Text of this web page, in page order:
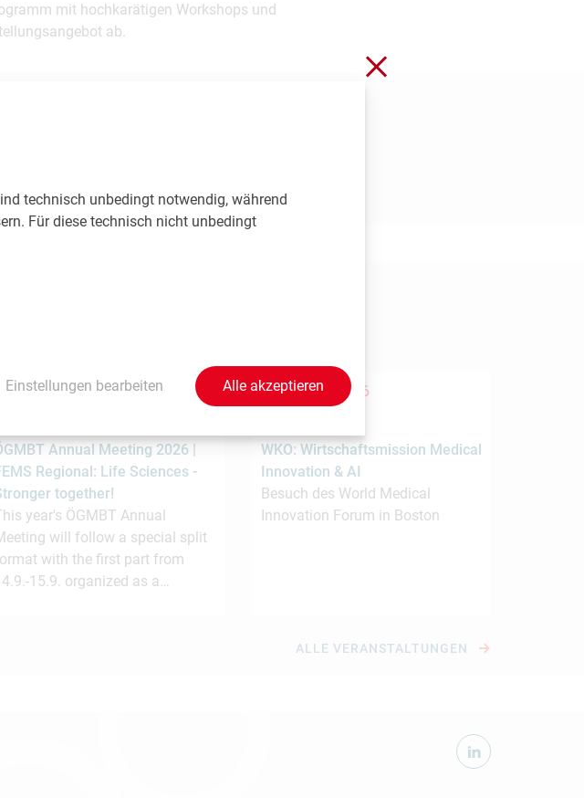
mit hochkarätigen Workshops und
ab.
14.9. -17.9.2026
Annual Meeting 2026 |
Regional: Life Sciences -
together!
year's ÖGMBT Annual
will follow a special split
with the first part from
15.9. organized as a…
22.9. -24.9.2026
WKO: Wirtschaftsmission Medical
Innovation & AI
Besuch des World Medical
Innovation Forum in Boston
ALLE VERANSTALTUNGEN
Schließen ohne zu
technisch unbedingt notwendig, während
Für diese technisch nicht unbedingt
Einstellungen bearbeiten Alle akzeptieren